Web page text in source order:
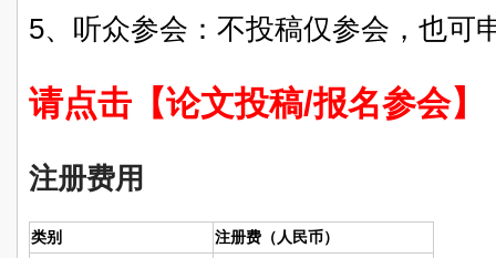
5、听众参会：不投稿仅参会，也可
请点击【论文投稿/报名参会】
注册费用
类别
注册费（人民币）